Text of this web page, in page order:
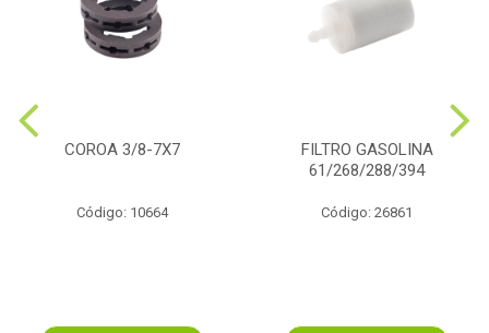
COROA 3/8-7X7
Código: 10664
FILTRO GASOLINA
61/268/288/394
Código: 26861